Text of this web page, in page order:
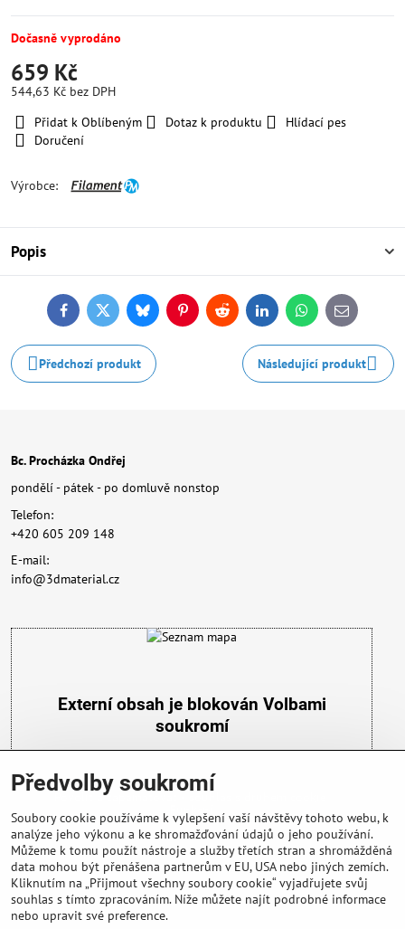
Dočasně vyprodáno
659 Kč
544,63 Kč bez DPH
Přidat k Oblíbeným
Dotaz k produktu
Hlídací pes
Doručení
Výrobce:
Popis
FacebookTwitterBlueskyPinterestReddit LinkedInWhatsApp
E-
mail
Předchozí produkt Následující produkt
Bc. Procházka Ondřej
pondělí - pátek - po domluvě nonstop
Telefon:
+420 605 209 148
E-mail:
info@3dmaterial.cz
Externí obsah je blokován Volbami
soukromí
Přejete si načíst externí obsah?
Povolit a zapamatovat - souhlas s druhem cookie:
Funkční
Předvolby soukromí
Soubory cookie používáme k vylepšení vaší návštěvy tohoto webu, k
analýze jeho výkonu a ke shromažďování údajů o jeho používání.
Můžeme k tomu použít nástroje a služby třetích stran a shromážděná
data mohou být přenášena partnerům v EU, USA nebo jiných zemích.
Kliknutím na „Přijmout všechny soubory cookie“ vyjadřujete svůj
souhlas s tímto zpracováním. Níže můžete najít podrobné informace
nebo upravit své preference.